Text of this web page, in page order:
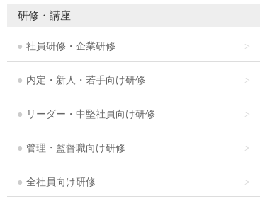
研修・講座
社員研修・企業研修
内定・新人・若手向け研修
リーダー・中堅社員向け研修
管理・監督職向け研修
全社員向け研修